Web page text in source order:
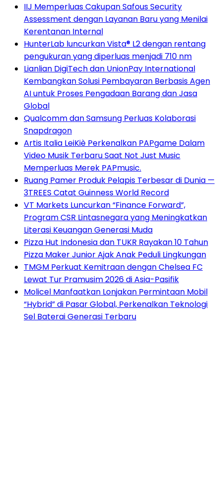
IIJ Memperluas Cakupan Safous Security
Assessment dengan Layanan Baru yang Menilai
Kerentanan Internal
HunterLab luncurkan Vista® L2 dengan rentang
pengukuran yang diperluas menjadi 710 nm
Lianlian DigiTech dan UnionPay International
Kembangkan Solusi Pembayaran Berbasis Agen
AI untuk Proses Pengadaan Barang dan Jasa
Global
Qualcomm dan Samsung Perluas Kolaborasi
Snapdragon
Artis Italia LeiKiè Perkenalkan PAPgame Dalam
Video Musik Terbaru Saat Not Just Music
Memperluas Merek PAPmusic.
Ruang Pamer Produk Pelapis Terbesar di Dunia —
3TREES Catat Guinness World Record
VT Markets Luncurkan “Finance Forward”,
Program CSR Lintasnegara yang Meningkatkan
Literasi Keuangan Generasi Muda
Pizza Hut Indonesia dan TUKR Rayakan 10 Tahun
Pizza Maker Junior Ajak Anak Peduli Lingkungan
TMGM Perkuat Kemitraan dengan Chelsea FC
Lewat Tur Pramusim 2026 di Asia-Pasifik
Molicel Manfaatkan Lonjakan Permintaan Mobil
“Hybrid” di Pasar Global, Perkenalkan Teknologi
Sel Baterai Generasi Terbaru